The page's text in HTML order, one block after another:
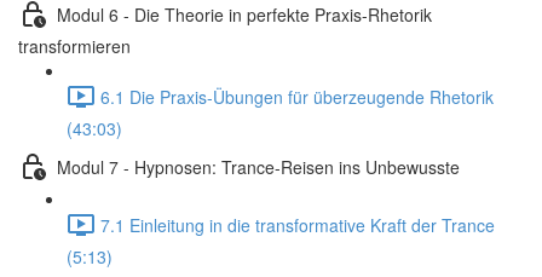
Modul 6 - Die Theorie in perfekte Praxis-Rhetorik
transformieren
6.1 Die Praxis-Übungen für überzeugende Rhetorik
(43:03)
Modul 7 - Hypnosen: Trance-Reisen ins Unbewusste
7.1 Einleitung in die transformative Kraft der Trance
(5:13)